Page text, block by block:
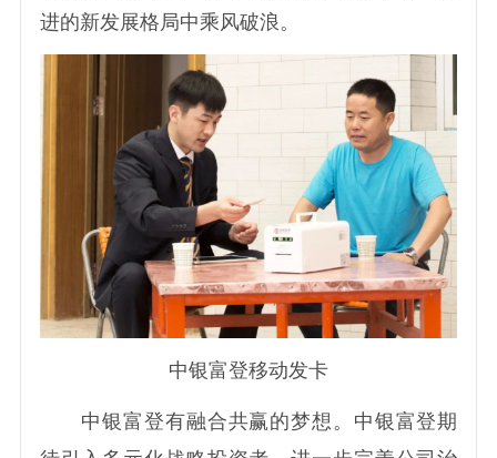
进的新发展格局中乘风破浪。
中银富登移动发卡
中银富登有融合共赢的梦想。中银富登期